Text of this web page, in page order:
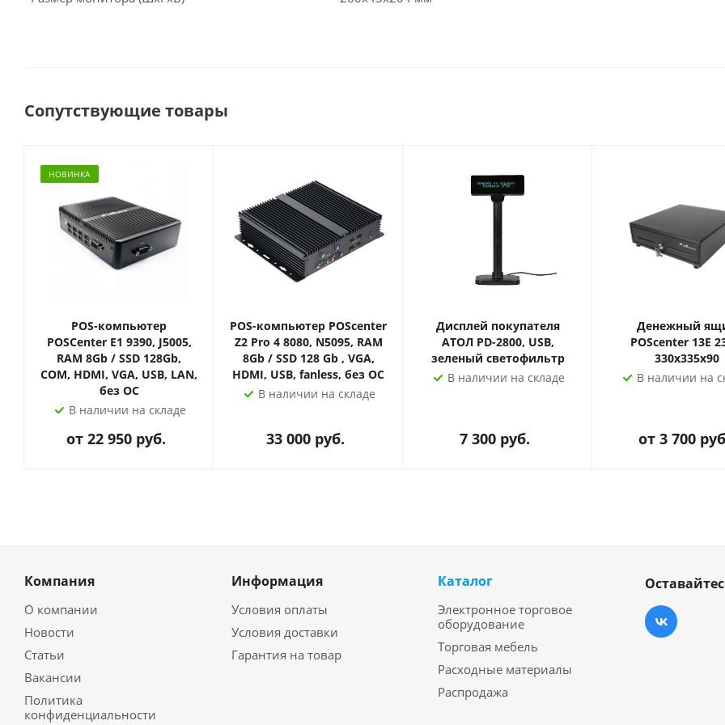
Сопутствующие товары
НОВИНКА
POS-компьютер
POSCenter E1 9390, J5005,
RAM 8Gb / SSD 128Gb,
COM, HDMI, VGA, USB, LAN,
без ОС
В наличии на складе
от 22 950 руб.
POS-компьютер POScenter
Z2 Pro 4 8080, N5095, RAM
8Gb / SSD 128 Gb , VGA,
HDMI, USB, fanless, без ОС
В наличии на складе
33 000 руб.
Дисплей покупателя
АТОЛ PD-2800, USB,
зеленый светофильтр
В наличии на складе
7 300 руб.
Денежный
POScenter 13E
330x335x90
В наличии на
от 3 700
Компания
О компании
Новости
Статьи
Вакансии
Политика
конфиденциальности
Информация
Условия оплаты
Условия доставки
Гарантия на товар
Каталог
Электронное торговое
оборудование
Торговая мебель
Расходные материалы
Распродажа